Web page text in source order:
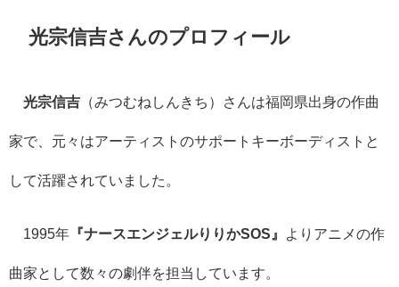
光宗信吉さんのプロフィール
光宗信吉 （みつむねしんきち）さんは福岡県出身の作曲
家で、元々はアーティストのサポートキーボーディストと
して活躍されていました。
1995年 『ナースエンジェルりりかSOS』 よりアニメの作
曲家として数々の劇伴を担当しています。